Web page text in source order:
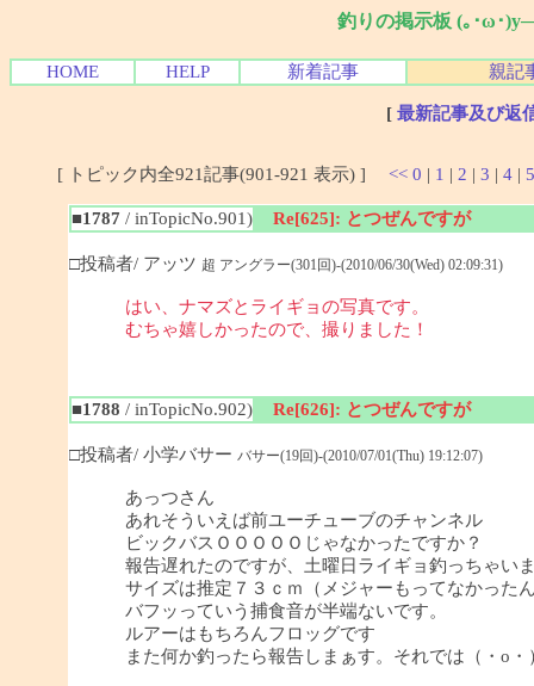
釣りの掲示板 (｡･ω･
HOME HELP 新着記事 親記
[ 最新記事及び返
[ トピック内全921記事(901-921 表示) ] << 0 | 1 | 2 | 3 | 4 | 5
■1787 / inTopicNo.901) Re[625]: とつぜんですが
□投稿者/ アッツ 超 アングラー(301回)-(2010/06/30(Wed) 02:09:31)
はい、ナマズとライギョの写真です。
むちゃ嬉しかったので、撮りました！
■1788 / inTopicNo.902) Re[626]: とつぜんですが
□投稿者/ 小学バサー バサー(19回)-(2010/07/01(Thu) 19:12:07)
あっつさん
あれそういえば前ユーチューブのチャンネル
ビックバスＯＯＯＯＯじゃなかったですか？
報告遅れたのですが、土曜日ライギョ釣っちゃい
サイズは推定７３ｃｍ（メジャーもってなかった
バフッっていう捕食音が半端ないです。
ルアーはもちろんフロッグです
また何か釣ったら報告しまぁす。それでは（・o・